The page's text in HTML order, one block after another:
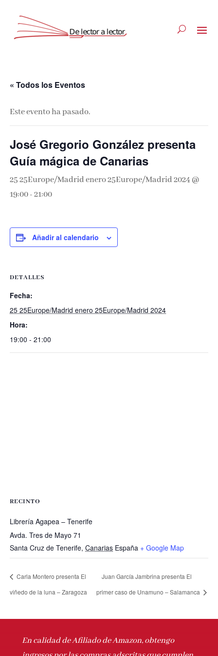
« Todos los Eventos
Este evento ha pasado.
José Gregorio González presenta
Guía mágica de Canarias
25 25Europe/Madrid enero 25Europe/Madrid 2024 @
19:00-21:00
Añadir al calendario
DETALLES
Fecha:
25 25Europe/Madrid enero 25Europe/Madrid 2024
Hora:
19:00 - 21:00
RECINTO
Librería Agapea – Tenerife
Avda. Tres de Mayo 71
Santa Cruz de Tenerife, Canarias España + Google Map
Carla Montero presenta El
viñedo de la luna – Zaragoza
Juan García Jambrina presenta El
primer caso de Unamuno – Salamanca
En calidad de Afiliado de Amazon, obtengo